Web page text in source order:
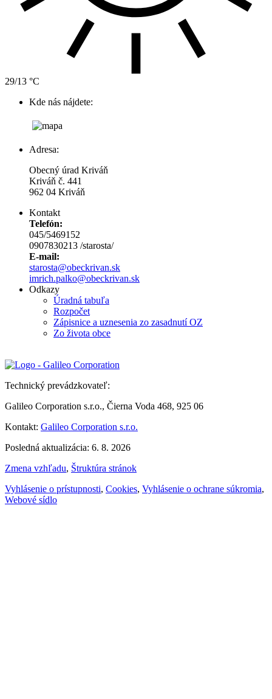
29/13 °C
Kde nás nájdete:
Adresa:
Obecný úrad Kriváň
Kriváň č. 441
962 04 Kriváň
Kontakt
Telefón:
045/5469152
0907830213 /starosta/
E-mail:
starosta@obeckrivan.sk
imrich.palko@obeckrivan.sk
Odkazy
Úradná tabuľa
Rozpočet
Zápisnice a uznesenia zo zasadnutí OZ
Zo života obce
Technický prevádzkovateľ:
Galileo Corporation s.r.o., Čierna Voda 468, 925 06
Kontakt: Galileo Corporation s.r.o.
Posledná aktualizácia: 6. 8. 2026
Zmena vzhľadu, Štruktúra stránok
Vyhlásenie o prístupnosti, Cookies, Vyhlásenie o ochrane súkromia,
Webové sídlo